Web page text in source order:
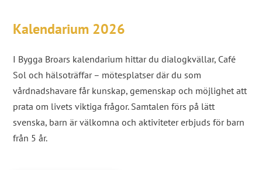
Kalendarium 2026
I Bygga Broars kalendarium hittar du dialogkvällar, Café
Sol och hälsoträffar – mötesplatser där du som
vårdnadshavare får kunskap, gemenskap och möjlighet att
prata om livets viktiga frågor. Samtalen förs på lätt
svenska, barn är välkomna och aktiviteter erbjuds för barn
från 5 år.